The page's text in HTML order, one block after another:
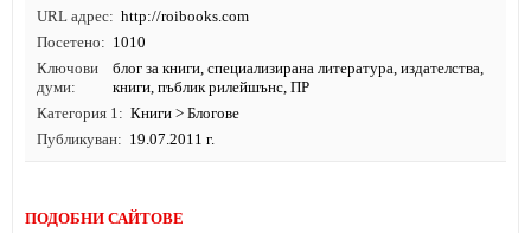
URL адрес
http://roibooks.com
Посетено
1010
Ключови
думи
блог за книги, специализирана литература, издателства,
книги, пъблик рилейшънс, ПР
Категория 1
Книги > Блогове
Публикуван
19.07.2011 г.
ПОДОБНИ САЙТОВЕ